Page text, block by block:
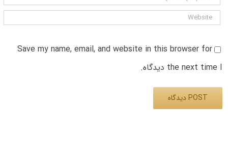
Save my name, email, and website in this browser for
the next time I دیدگاه.